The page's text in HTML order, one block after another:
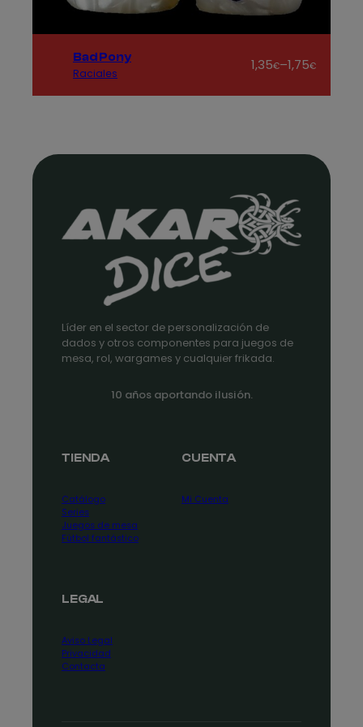
Bad Pony
Raciales
1,35€–1,75€
Rango
precios:
hasta
Líder en el sector de personalización de
dados y otros componentes para juegos de
mesa, rol, wargames y cualquier frikada.
10 años aportando ilusión.
TIENDA
Catálogo
Series
Juegos de mesa
Fútbol fantástico
CUENTA
Mi Cuenta
LEGAL
Aviso Legal
Privacidad
Contacta